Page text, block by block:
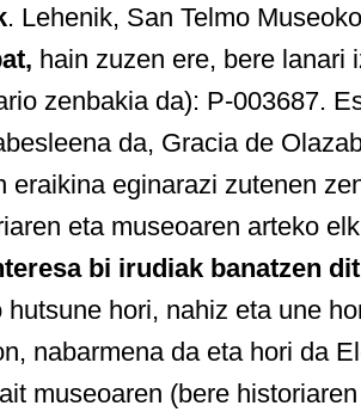
. Lehenik, San Telmo
hain zuzen ere, bere lanari
zenbakia da): P-003687.
da, Gracia de
eraikina eginarazi zutenen
eta museoaren arteko
bi irudiak banatzen
hutsune hori, nahiz eta une
nabarmena da eta hori da
museoaren (bere